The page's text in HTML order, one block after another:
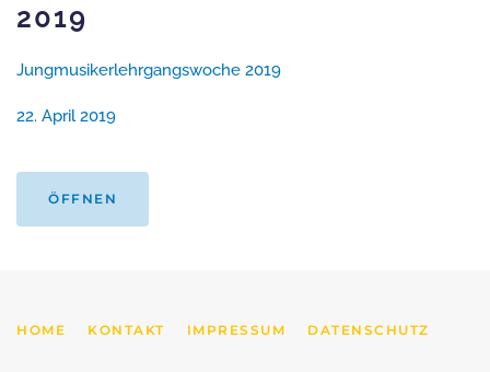
2019
Jungmusikerlehrgangswoche 2019
22. April 2019
ÖFFNEN
HOME KONTAKT IMPRESSUM DATENSCHUTZ